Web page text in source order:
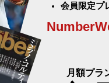
会員限定プ
月額プラ